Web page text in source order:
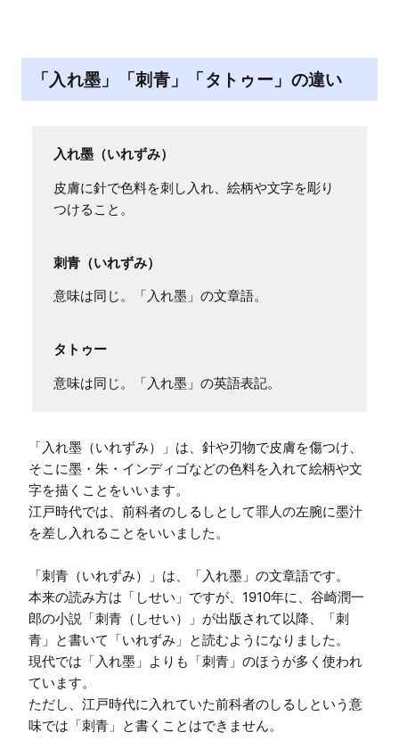
「入れ墨」「刺青」「タトゥー」の違い
入れ墨（いれずみ）
皮膚に針で色料を刺し入れ、絵柄や文字を彫り
つけること。
刺青（いれずみ）
意味は同じ。「入れ墨」の文章語。
タトゥー
意味は同じ。「入れ墨」の英語表記。
「入れ墨（いれずみ）」は、針や刃物で皮膚を傷つけ、
そこに墨・朱・インディゴなどの色料を入れて絵柄や文
字を描くことをいいます。
江戸時代では、前科者のしるしとして罪人の左腕に墨汁
を差し入れることをいいました。
「刺青（いれずみ）」は、「入れ墨」の文章語です。
本来の読み方は「しせい」ですが、1910年に、谷崎潤一
郎の小説「刺青（しせい）」が出版されて以降、「刺
青」と書いて「いれずみ」と読むようになりました。
現代では「入れ墨」よりも「刺青」のほうが多く使われ
ています。
ただし、江戸時代に入れていた前科者のしるしという意
味では「刺青」と書くことはできません。